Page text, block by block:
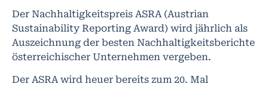
Der Nachhaltigkeitspreis ASRA (Austrian
Sustainability Reporting Award) wird jährlich als
Auszeichnung der besten Nachhaltigkeitsberichte
österreichischer Unternehmen vergeben.
Der ASRA wird heuer bereits zum 20. Mal